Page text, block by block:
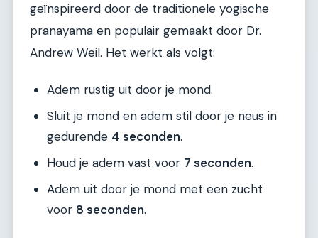
geïnspireerd door de traditionele yogische
pranayama en populair gemaakt door Dr.
Andrew Weil. Het werkt als volgt:
Adem rustig uit door je mond.
Sluit je mond en adem stil door je neus in
gedurende 4 seconden.
Houd je adem vast voor 7 seconden.
Adem uit door je mond met een zucht
voor 8 seconden.